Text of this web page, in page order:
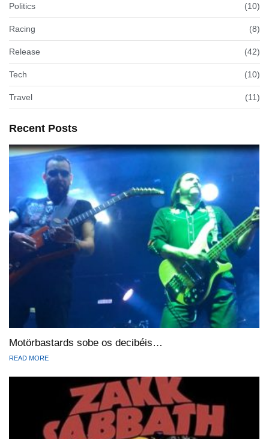
Politics (10)
Racing (8)
Release (42)
Tech (10)
Travel (11)
Recent Posts
Motörbastards sobe os decibéis…
READ MORE